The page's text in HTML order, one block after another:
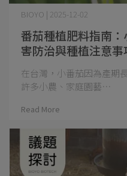
番茄種植肥料指南
害防治與種植注意事
BIOYO | 2025-12-02
在台灣，小番茄因為產期
許多小農、家庭園藝⋯
Read More